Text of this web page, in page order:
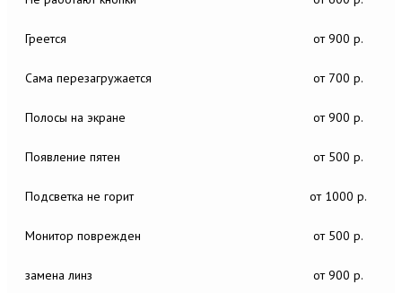
Греется от 900 р.
Сама перезагружается от 700 р.
Полосы на экране от 900 р.
Появление пятен от 500 р.
Подсветка не горит от 1000 р.
Монитор поврежден от 500 р.
замена линз от 900 р.